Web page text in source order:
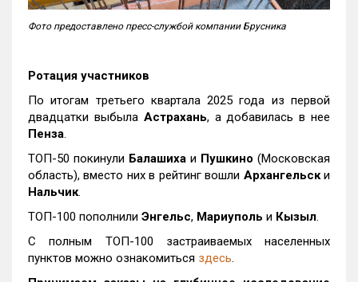
Фото предоставлено пресс-службой компании Брусника
Ротация участников
По итогам третьего квартала 2025 года из первой
двадцатки выбыла Астрахань, а добавилась в нее
Пенза
ТОП-50 покинули Балашиха и Пушкино (Московская
область), вместо них в рейтинг вошли Архангельски
Нальчик
ТОП-100 пополнили Энгельс, Мариуполь и Кызыл
С полным ТОП-100 застраиваемых населенных
пунктов можно ознакомиться здесь